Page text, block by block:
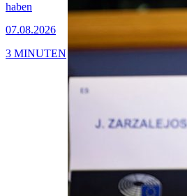
haben
07.08.2026
3 MINUTEN